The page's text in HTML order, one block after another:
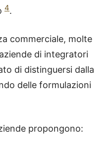
4.
commerciale, molte
di integratori
di distinguersi dalla
delle formulazioni
propongono: